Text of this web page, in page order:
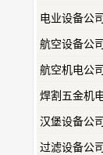
电业设备公
航空设备公
航空机电公
焊割五金机
汉堡设备公
过滤设备公